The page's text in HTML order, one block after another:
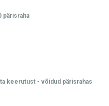
pärisraha
keerutust - võidud pärisrahas